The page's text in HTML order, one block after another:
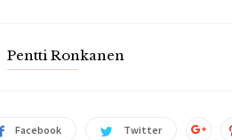
Pentti Ronkanen
Facebook Twitter